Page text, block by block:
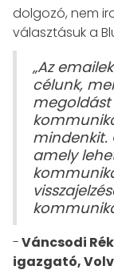
dolgozó, nem
választásuk a
„Az
célunk,
megoldást
mindenkit.
amely
-Váncsodi
igazgató,